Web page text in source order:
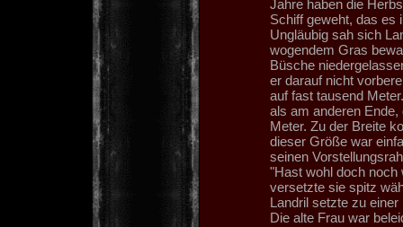
Jahre haben die
Schiff geweht, das es
Ungläubig sah sich
wogendem Gras
Büsche
er darauf nicht
auf fast tausend
als am anderen
Meter. Zu der Breite
dieser Größe war
seinen
"Hast wohl doch noch
versetzte sie spitz
Landril setzte zu
Die alte Frau war